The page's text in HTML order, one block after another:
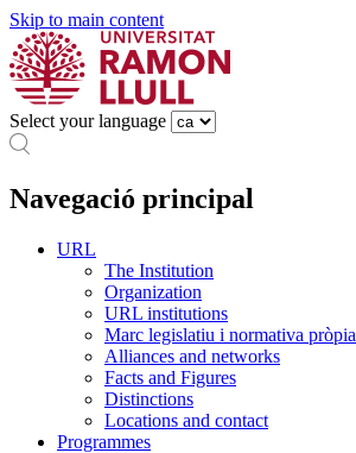
Skip to main content
Select your language
Navegació principal
URL
The Institution
Organization
URL institutions
Marc legislatiu i normativa pròpia
Alliances and networks
Facts and Figures
Distinctions
Locations and contact
Programmes